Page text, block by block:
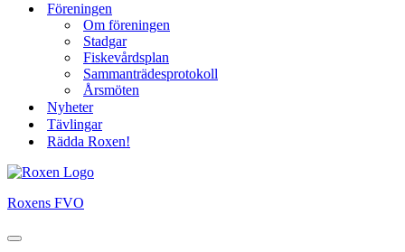
Föreningen
Om föreningen
Stadgar
Fiskevårdsplan
Sammanträdesprotokoll
Årsmöten
Nyheter
Tävlingar
Rädda Roxen!
Roxens FVO
Navigeringsmeny